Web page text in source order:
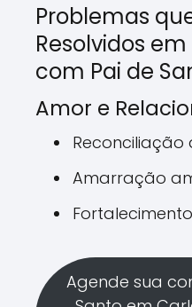
Problemas
Resolvidos
com Pai de
Amor e
Reconciliação
Amarração
Agende sua